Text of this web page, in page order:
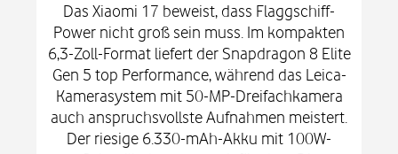
Das Xiaomi 17 beweist, dass Flaggschiff-
Power nicht groß sein muss. Im kompakten
6,3-Zoll-Format liefert der Snapdragon 8 Elite
Gen 5 top Performance, während das Leica-
Kamerasystem mit 50-MP-Dreifachkamera
auch anspruchsvollste Aufnahmen meistert.
Der riesige 6.330-mAh-Akku mit 100W-